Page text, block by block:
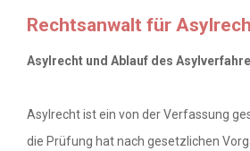
Rechtsanwalt für
Asylrecht und Ablauf des
Asylrecht ist ein von der Verfassung
die Prüfung hat nach gesetzlichen